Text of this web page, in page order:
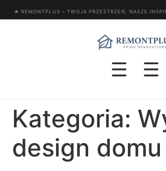
★ REMONTPLUS – TWOJA PRZESTRZEŃ, NASZE
☰ ☰
Kategoria:
design domu